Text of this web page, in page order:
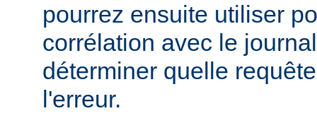
pourrez ensuite utiliser
corrélation avec le
déterminer quelle
l'erreur.